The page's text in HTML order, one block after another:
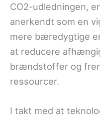
CO2-udledningen,
anerkendt som en
mere bæredygtige
at reducere
brændstoffer og
ressourcer.
I takt med at